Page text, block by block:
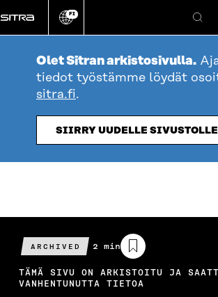
suoraan
sisältöön
Vaihda
kieli
FI
Hae
Olet Sitran arkistosivulla.
tiedot työstämme löydät
sitra.fi.
SIIRRY UUDELLE SIVUSTOLLE
ARCHIVED
Arvioitu
lukuaika
2 min
TÄMÄ SIVU ON ARKISTOITU JA
VANHENTUNUTTA TIETOA